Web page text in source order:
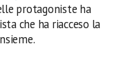
protagoniste ha
che ha riacceso la